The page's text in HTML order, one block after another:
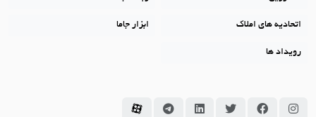
اتحادیه های املاک ابزار جاما
رویداد ها
سامانه جاما در اینستاگرام
سامانه جاما در فیسبوک
سامانه جاما در توئیتر
سامانه جاما در لینکداین
سامانه جاما در تلگرام
سامانه جاما در آپارات